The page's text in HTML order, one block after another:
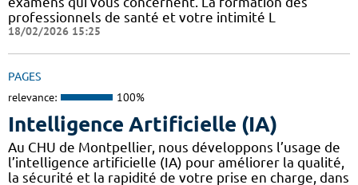
professionnels de santé et votre intimité L
18/02/2026 15:25
PAGES
relevance: 100%
Intelligence Artificielle (IA)
Au CHU de Montpellier, nous développons l’usage de
l’intelligence artificielle (IA) pour améliorer la qualité,
la sécurité et la rapidité de votre prise en charge, dans